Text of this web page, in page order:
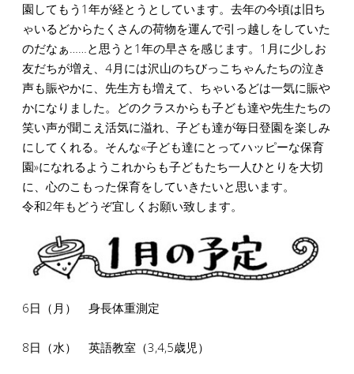
園してもう1年が経とうとしています。去年の今頃は旧ち
ゃいるどからたくさんの荷物を運んで引っ越しをしていた
のだなぁ……と思うと1年の早さを感じます。1月に少しお
友だちが増え、4月には沢山のちびっこちゃんたちの泣き
声も賑やかに、先生方も増えて、ちゃいるどは一気に賑や
かになりました。どのクラスからも子ども達や先生たちの
笑い声が聞こえ活気に溢れ、子ども達が毎日登園を楽しみ
にしてくれる。そんな«子ども達にとってハッピーな保育
園»になれるようこれからも子どもたち一人ひとりを大切
に、心のこもった保育をしていきたいと思います。
令和2年もどうぞ宜しくお願い致します。
6日（月） 身長体重測定
8日（水） 英語教室（3,4,5歳児）